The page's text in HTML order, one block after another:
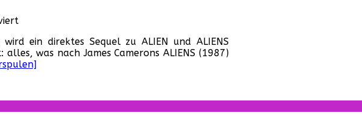
für
5“
soll
direktes
„Aliens“
werden!
wird ein direktes Sequel zu ALIEN und ALIENS
was nach James Camerons ALIENS (1987)